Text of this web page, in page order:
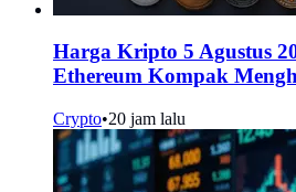
Harga Kripto 5 Agustus
Ethereum Kompak
Crypto•20 jam lalu